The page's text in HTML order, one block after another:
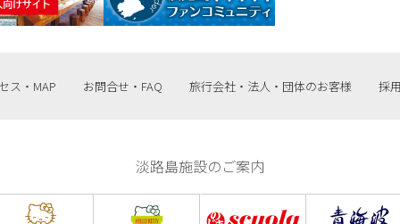
ス・MAP お問合せ・FAQ 旅行会社・法人・団体のお客様 採
淡路島施設のご案内